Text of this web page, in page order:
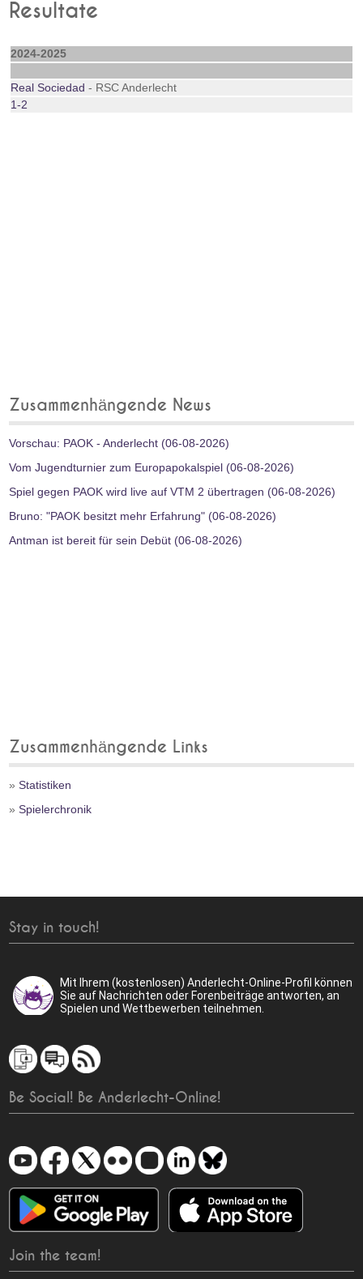
Resultate
2024-2025
Real Sociedad - RSC Anderlecht
1-2
Zusammenhängende News
Vorschau: PAOK - Anderlecht (06-08-2026)
Vom Jugendturnier zum Europapokalspiel (06-08-2026)
Spiel gegen PAOK wird live auf VTM 2 übertragen (06-08-2026)
Bruno: "PAOK besitzt mehr Erfahrung" (06-08-2026)
Antman ist bereit für sein Debüt (06-08-2026)
Zusammenhängende Links
»Statistiken
»Spielerchronik
Stay in touch!
Mit Ihrem (kostenlosen) Anderlecht-Online-Profil können
Sie auf Nachrichten oder Forenbeiträge antworten, an
Spielen und Wettbewerben teilnehmen.
Be Social! Be Anderlecht-Online!
Join the team!